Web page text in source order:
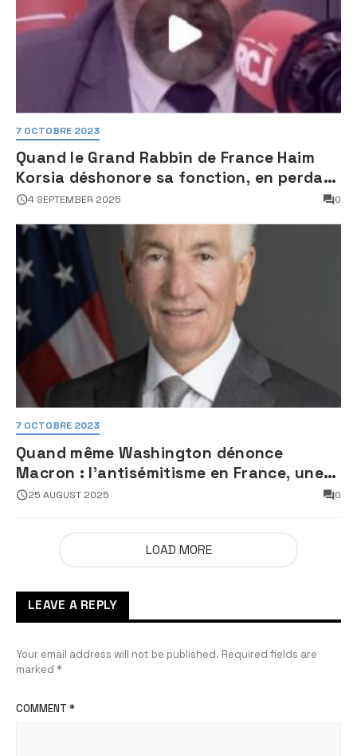
7 OCTOBRE 2023
Quand le Grand Rabbin de France Haim
Korsia déshonore sa fonction, en perdant
son sang froid
4 SEPTEMBER 2025 0
7 OCTOBRE 2023
Quand même Washington dénonce
Macron : l’antisémitisme en France, une
faillite d’État
25 AUGUST 2025 0
LOAD MORE
LEAVE A REPLY
Your email address will not be published. Required fields are
marked *
COMMENT *